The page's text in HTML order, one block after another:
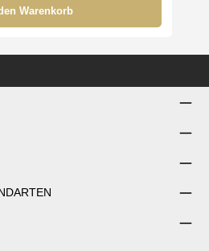
Warenkorb